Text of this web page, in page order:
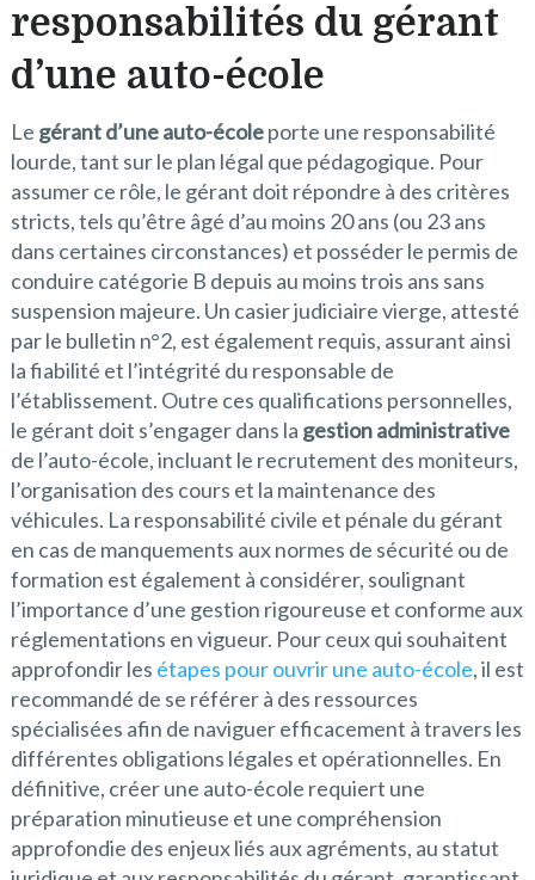
responsabilités du gérant
d’une auto-école
Le gérant d’une auto-écoleporte une responsabilité
lourde, tant sur le plan légal que pédagogique. Pour
assumer ce rôle, le gérant doit répondre à des critères
stricts, tels qu’être âgé d’au moins 20 ans (ou 23 ans
dans certaines circonstances) et posséder le permis de
conduire catégorie B depuis au moins trois ans sans
suspension majeure. Un casier judiciaire vierge, attesté
par le bulletin n°2, est également requis, assurant ainsi
la fiabilité et l’intégrité du responsable de
l’établissement. Outre ces qualifications personnelles,
le gérant doit s’engager dans la gestion administrative
de l’auto-école, incluant le recrutement des moniteurs,
l’organisation des cours et la maintenance des
véhicules. La responsabilité civile et pénale du gérant
en cas de manquements aux normes de sécurité ou de
formation est également à considérer, soulignant
l’importance d’une gestion rigoureuse et conforme aux
réglementations en vigueur. Pour ceux qui souhaitent
approfondir les étapes pour ouvrir une auto-école, il est
recommandé de se référer à des ressources
spécialisées afin de naviguer efficacement à travers les
différentes obligations légales et opérationnelles. En
définitive, créer une auto-école requiert une
préparation minutieuse et une compréhension
approfondie des enjeux liés aux agréments, au statut